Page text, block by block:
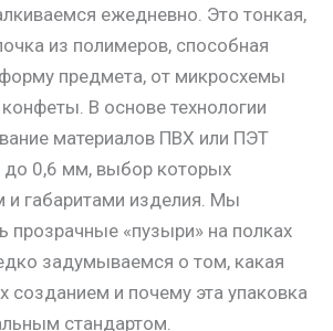
ежедневно. Это тонкая,
из полимеров, способная
предмета, от микросхемы
В основе технологии
материалов ПВХ или ПЭТ
до 0,6 мм, выбор которых
и габаритами изделия. Мы
прозрачные «пузыри» на полках
задумываемся о том, какая
созданием и почему эта упаковка
стандартом.